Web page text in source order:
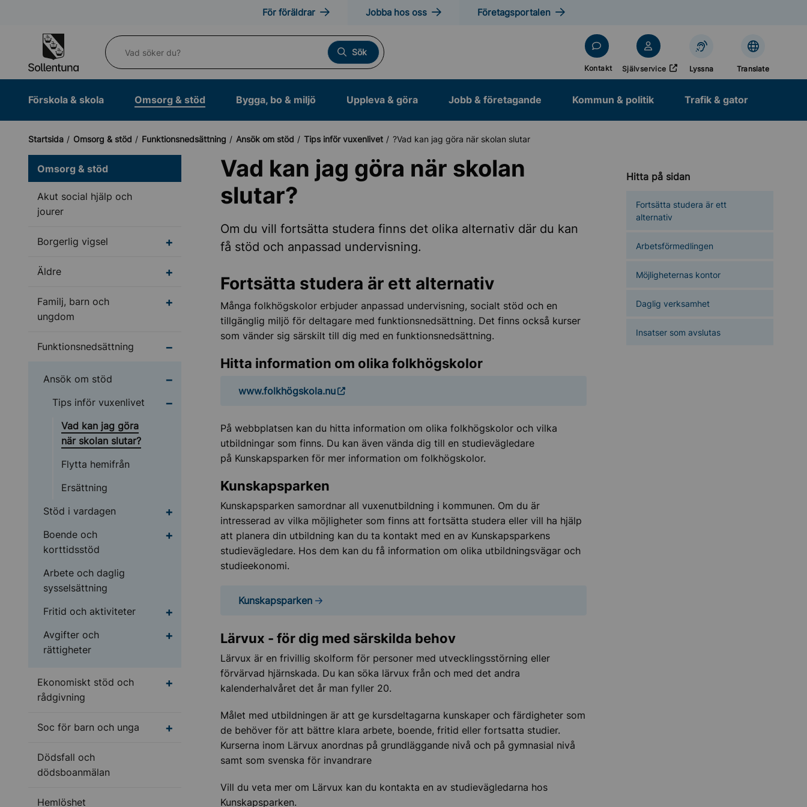
För föräldrar Jobba hos oss Företagsportalen
Vad söker du?
Sök
Kontakt Självservice
Öppnas i nytt fönster
Lyssna Translate
Förskola & skola Omsorg & stöd Bygga, bo & miljö Uppleva & göra Jobb & företagande Kommun & politik Trafik & gator
Startsida Omsorg & stöd Funktionsnedsättning Ansök om stöd Tips inför vuxenlivet Vad kan jag göra när skolan slutar?
Omsorg & stöd
Akut social hjälp och
jourer
Borgerlig vigsel Undermeny för Borgerlig vigsel
Äldre Undermeny för Äldre
Familj, barn och
ungdom
Undermeny för Familj, barn och ungdom
Funktionsnedsättning Undermeny för Funktionsnedsättning
Ansök om stöd
Undermeny för Ansök om stöd
Tips inför vuxenlivet
Undermeny för Tips inför vuxenlivet
Vad kan jag göra
när skolan slutar?
Flytta hemifrån
Ersättning
Stöd i vardagen
Undermeny för Stöd i vardagen
Boende och
korttidsstöd
Undermeny för Boende och korttidsstöd
Arbete och daglig
sysselsättning
Fritid och aktiviteter
Undermeny för Fritid och aktiviteter
Avgifter och
rättigheter
Undermeny för Avgifter och rättigheter
Ekonomiskt stöd och
rådgivning
Undermeny för Ekonomiskt stöd och rådgivning
Soc för barn och unga Undermeny för Soc för barn och unga
Dödsfall och
dödsboanmälan
Hemlöshet
Hitta på sidan
Fortsätta studera är ett
alternativ
Arbetsförmedlingen
Möjligheternas kontor
Daglig verksamhet
Insatser som avslutas
Vad kan jag göra när skolan
slutar?
Om du vill fortsätta studera finns det olika alternativ där du kan
få stöd och anpassad undervisning.
Fortsätta studera är ett alternativ
Många folkhögskolor erbjuder anpassad undervisning, socialt stöd och en
tillgänglig miljö för deltagare med funktionsnedsättning. Det finns också kurser
som vänder sig särskilt till dig med en funktionsnedsättning.
Hitta information om olika folkhögskolor
www.folkhögskola.nu
På webbplatsen kan du hitta information om olika folkhögskolor och vilka
utbildningar som finns. Du kan även vända dig till en studievägledare
på Kunskapsparken för mer information om folkhögskolor.
Kunskapsparken
Kunskapsparken samordnar all vuxenutbildning i kommunen. Om du är
intresserad av vilka möjligheter som finns att fortsätta studera eller vill ha hjälp
att planera din utbildning kan du ta kontakt med en av Kunskapsparkens
studievägledare. Hos dem kan du få information om olika utbildningsvägar och
studieekonomi.
Kunskapsparken
Lärvux - för dig med särskilda behov
Lärvux är en frivillig skolform för personer med utvecklingsstörning eller
förvärvad hjärnskada. Du kan söka lärvux från och med det andra
kalenderhalvåret det år man fyller 20.
Målet med utbildningen är att ge kursdeltagarna kunskaper och färdigheter som
de behöver för att bättre klara arbete, boende, fritid eller fortsatta studier.
Kurserna inom Lärvux anordnas på grundläggande nivå och på gymnasial nivå
samt som svenska för invandrare
Vill du veta mer om Lärvux kan du kontakta en av studievägledarna hos
Kunskapsparken.